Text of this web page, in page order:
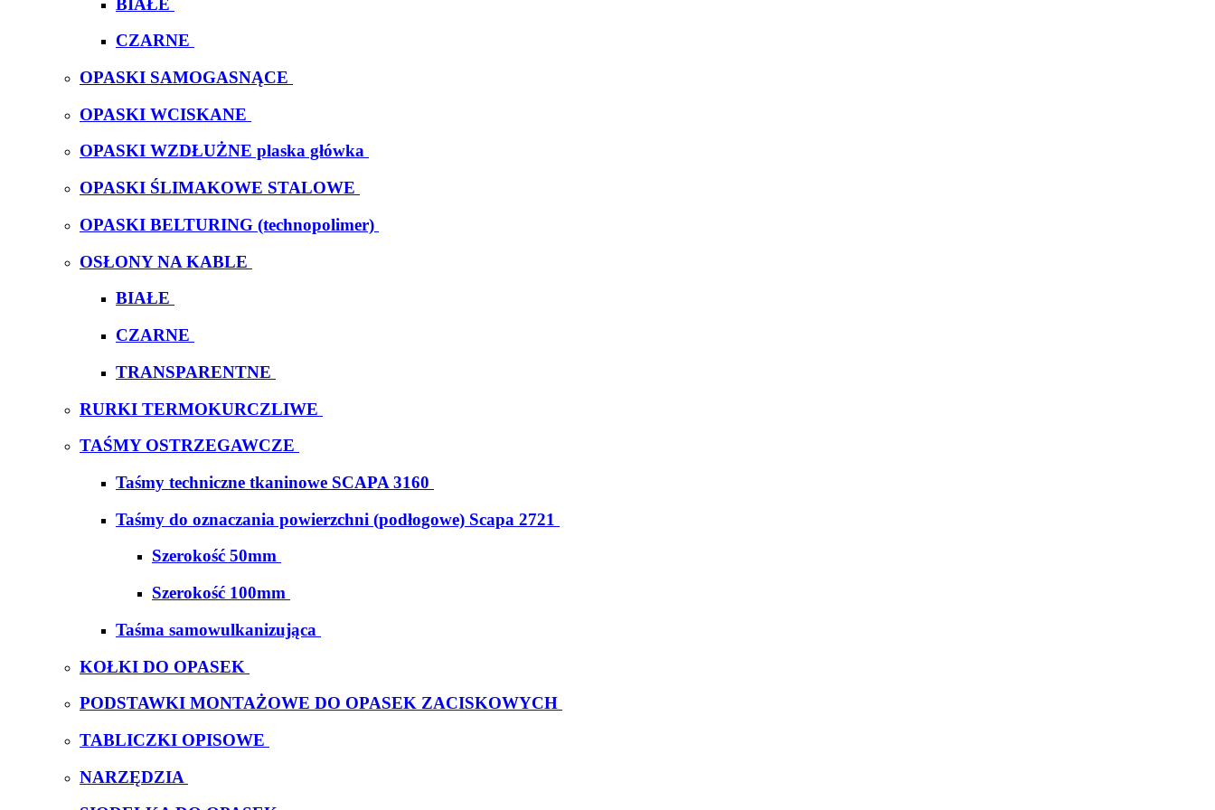
CZARNE
OPASKI SAMOGASNĄCE
OPASKI WCISKANE
OPASKI WZDŁUŻNE plaska główka
OPASKI ŚLIMAKOWE STALOWE
OPASKI BELTURING (technopolimer)
OSŁONY NA KABLE
BIAŁE
CZARNE
TRANSPARENTNE
RURKI TERMOKURCZLIWE
TAŚMY OSTRZEGAWCZE
Taśmy techniczne tkaninowe SCAPA 3160
Taśmy do oznaczania powierzchni (podłogowe) Scapa 2721
Szerokość 50mm
Szerokość 100mm
Taśma samowulkanizująca
KOŁKI DO OPASEK
PODSTAWKI MONTAŻOWE DO OPASEK ZACISKOWYCH
TABLICZKI OPISOWE
NARZĘDZIA